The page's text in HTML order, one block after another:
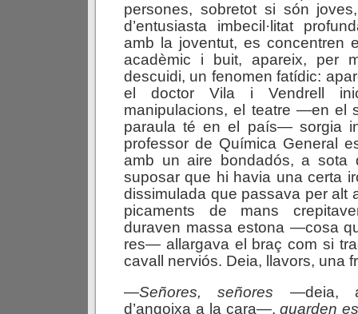
persones, sobretot si són
d’entusiasta imbecil·litat
amb la joventut, es concentren
acadèmic i buit, apareix, per
descuidi, un fenomen fatídic:
el doctor Vila i Vendrell
manipulacions, el teatre —en el
paraula té en el país— sorgia
professor de Química General
amb un aire bondadós, a sota
suposar que hi havia una certa
dissimulada que passava per alt
picaments de mans
duraven massa estona —cosa
res— allargava el braç com si
cavall nerviós. Deia, llavors, una
—Señores,señores —deia,
d’angoixa a la cara—,guarden